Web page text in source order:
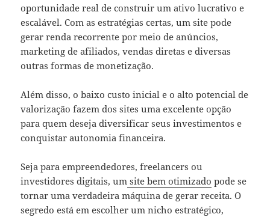
oportunidade real de construir um ativo lucrativo e
escalável. Com as estratégias certas, um site pode
gerar renda recorrente por meio de anúncios,
marketing de afiliados, vendas diretas e diversas
outras formas de monetização.
Além disso, o baixo custo inicial e o alto potencial de
valorização fazem dos sites uma excelente opção
para quem deseja diversificar seus investimentos e
conquistar autonomia financeira.
Seja para empreendedores, freelancers ou
investidores digitais, um site bem otimizado pode se
tornar uma verdadeira máquina de gerar receita. O
segredo está em escolher um nicho estratégico,